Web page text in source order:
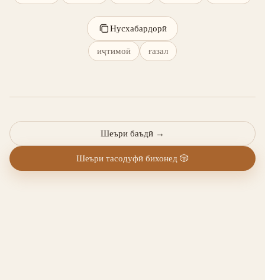
Нусхабардорӣ
иҷтимоӣ ғазал
Шеъри баъдӣ →
Шеъри тасодуфӣ бихонед 🎲